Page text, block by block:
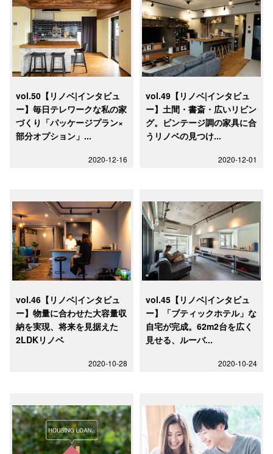
vol.50【リノベ|インタビュ
ー】毎日テレワークな私の家
づくり「パッケージプラン×
部分オプション」...
2020-12-16
vol.49【リノベ|インタビュ
ー】土間・書斎・広いリビン
グ。ビンテージ調の家具に合
うリノベの見つけ...
2020-12-01
vol.46【リノベ|インタビュ
ー】物量に合わせた大容量収
納を実現、将来を見据えた
2LDKリノベ
2020-10-28
vol.45【リノベ|インタビュ
ー】「ブティックホテル」な
自宅が完成。62m2台を広く
見せる、ルーバ...
2020-10-24